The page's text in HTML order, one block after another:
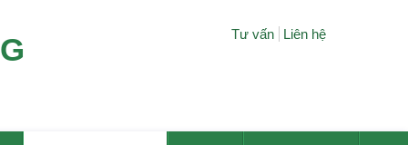
Tư vấn Liên hệ